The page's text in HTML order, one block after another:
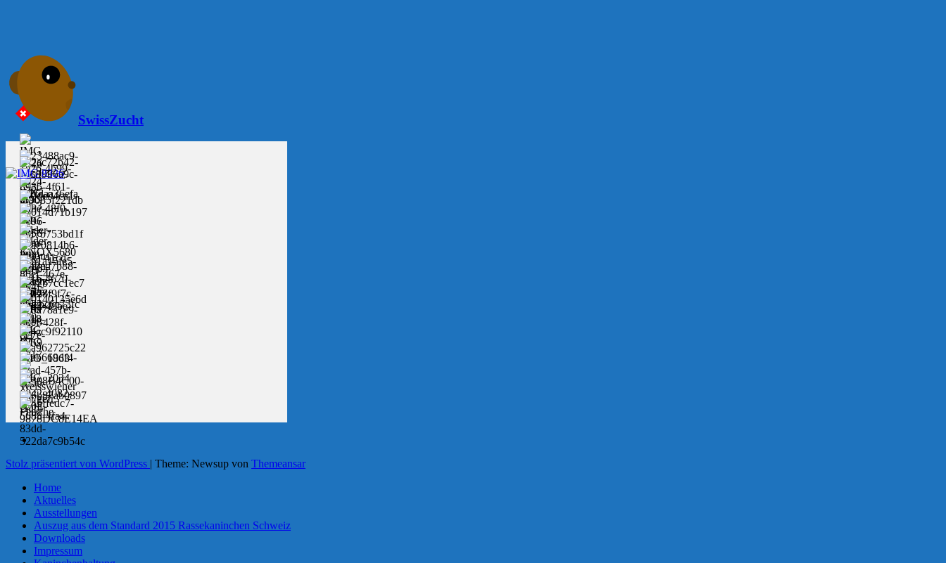
SwissZucht
Stolz präsentiert von WordPress | Theme: Newsup von Themeansar
Home
Aktuelles
Ausstellungen
Auszug aus dem Standard 2015 Rassekaninchen Schweiz
Downloads
Impressum